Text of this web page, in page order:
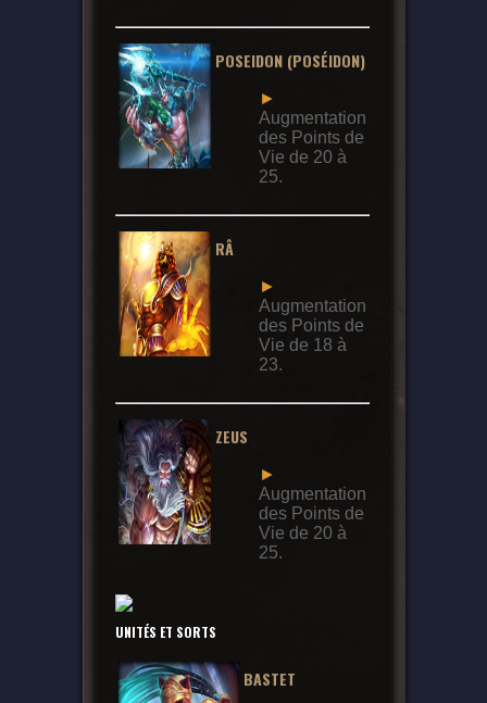
POSEIDON (POSÉIDON)
►
Augmentation
des Points de
Vie de 20 à
25.
RÂ
►
Augmentation
des Points de
Vie de 18 à
23.
ZEUS
►
Augmentation
des Points de
Vie de 20 à
25.
UNITÉS ET SORTS
BASTET